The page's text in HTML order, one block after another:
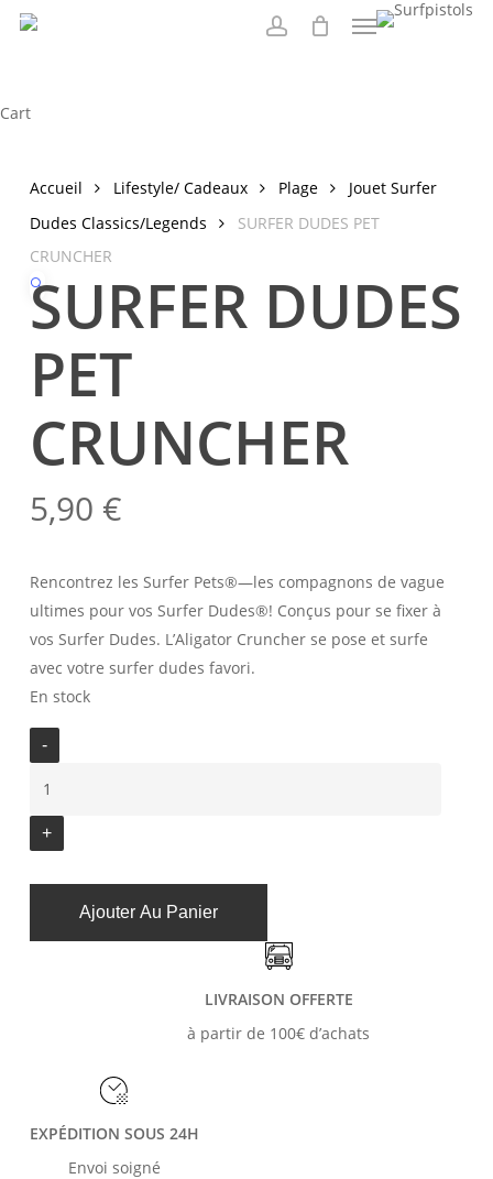
Skip
Menu
CartClose
Accueil Lifestyle/ Cadeaux Plage
Jouet Surfer
Dudes Classics/Legends
SURFER DUDES PET
CRUNCHER
🔍
SURFER DUDES
PET
CRUNCHER
5,90 €
Rencontrez les Surfer Pets®—les compagnons de vague
ultimes pour vos Surfer Dudes®! Conçus pour se fixer à
vos Surfer Dudes. L’Aligator Cruncher se pose et surfe
avec votre surfer dudes favori.
En stock
Ajouter Au Panier
LIVRAISON OFFERTE
à partir de 100€ d’achats
EXPÉDITION SOUS 24H
Envoi soigné